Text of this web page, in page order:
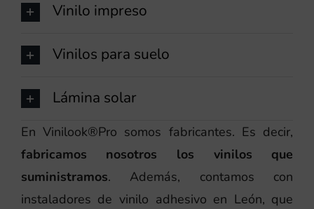
Vinilo impreso
Vinilos para suelo
Lámina solar
En Vinilook®Pro somos fabricantes. Es decir,
fabricamos nosotros los vinilos que
suministramos. Además, contamos con
instaladores de vinilo adhesivo en León, que